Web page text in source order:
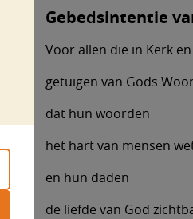
Gebedsintentie
Voor allen die in Kerk
getuigen van Gods
dat hun woorden
het hart van mensen
en hun daden
de liefde van God